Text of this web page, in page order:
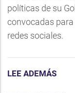
políticas de su
convocadas
redes sociales.
LEE ADEMÁS